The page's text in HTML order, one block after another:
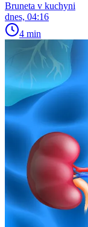
Bruneta v kuchyni
dnes, 04:16
4 min